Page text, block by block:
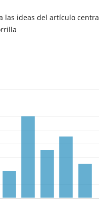
las ideas del artículo